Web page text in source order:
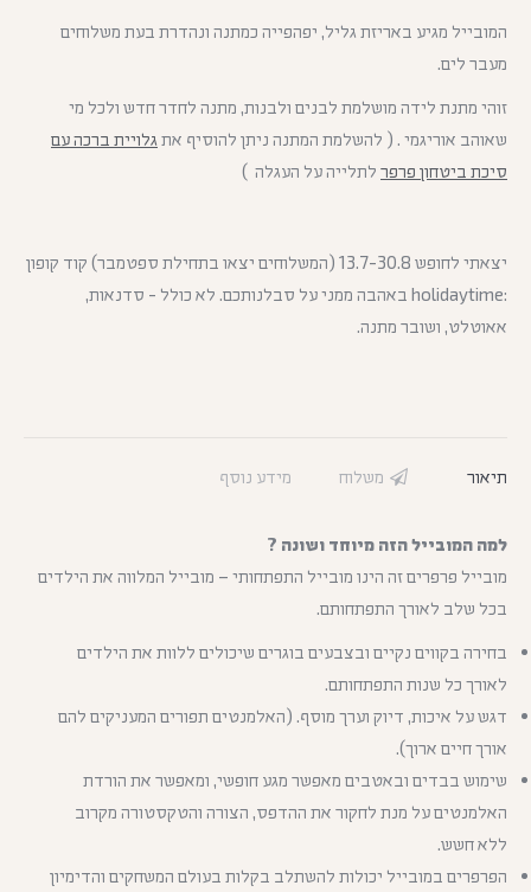
המובייל מגיע באריזת גליל, יפהפייה כמתנה ונהדרת בעת משלוחים
מעבר לים.
זוהי מתנת לידה מושלמת לבנים ולבנות, מתנה לחדר חדש ולכל מי
שאוהב אוריגמי . ( להשלמת המתנה ניתן להוסיף את גלויית ברכה עם
סיכת ביטחון פרפר לתלייה על העגלה )
יצאתי לחופש 13.7-30.8 (המשלוחים יצאו בתחילת ספטמבר) קוד קופון
:holidaytime באהבה ממני על סבלנותכם. לא כולל - סדנאות,
אאוטלט, ושובר מתנה.
תיאור משלוח מידע נוסף
למה המובייל הזה מיוחד ושונה ?
מובייל פרפרים זה הינו מובייל התפתחותי – מובייל המלווה את הילדים
בכל שלב לאורך התפתחותם.
בחירה בקווים נקיים ובצבעים בוגרים שיכולים ללוות את הילדים
לאורך כל שנות התפתחותם.
דגש על איכות, דיוק וערך מוסף. (האלמנטים תפורים המעניקים להם
אורך חיים ארוך).
שימוש בבדים ובאטבים מאפשר מגע חופשי, ומאפשר את הורדת
האלמנטים על מנת לחקור את ההדפס, הצורה והטקסטורה מקרוב
ללא חשש.
הפרפרים במובייל יכולות להשתלב בקלות בעולם המשחקים והדימיון